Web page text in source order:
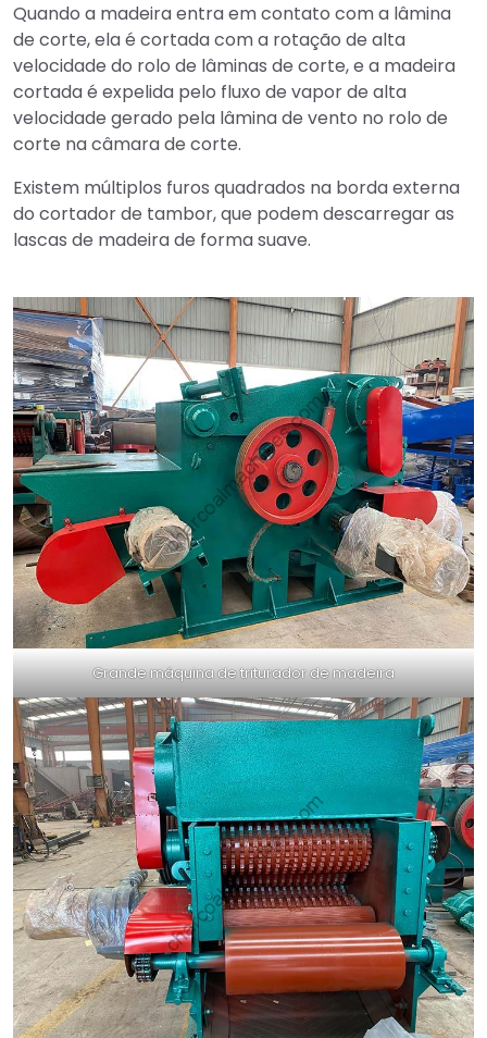
Quando a madeira entra em contato com a lâmina
de corte, ela é cortada com a rotação de alta
velocidade do rolo de lâminas de corte, e a madeira
cortada é expelida pelo fluxo de vapor de alta
velocidade gerado pela lâmina de vento no rolo de
corte na câmara de corte.
Existem múltiplos furos quadrados na borda externa
do cortador de tambor, que podem descarregar as
lascas de madeira de forma suave.
Grande máquina de triturador de madeira